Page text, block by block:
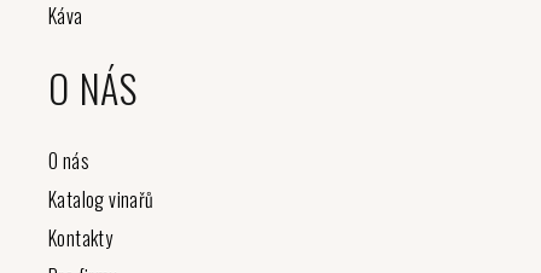
Káva
O NÁS
O nás
Katalog vinařů
Kontakty